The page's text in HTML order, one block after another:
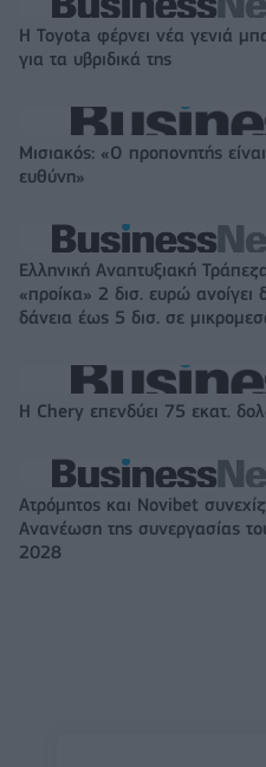
Η Toyota φέρνει νέα γενιά
για τα υβριδικά της
Μισιακός: «Ο προπονητής
ευθύνη»
Ελληνική Αναπτυξιακή
«προίκα» 2 δισ. ευρώ ανοίγει
δάνεια έως 5 δισ. σε
Η Chery επενδύει 75 εκατ.
Ατρόμητος και Novibet
Ανανέωση της συνεργασίας
2028